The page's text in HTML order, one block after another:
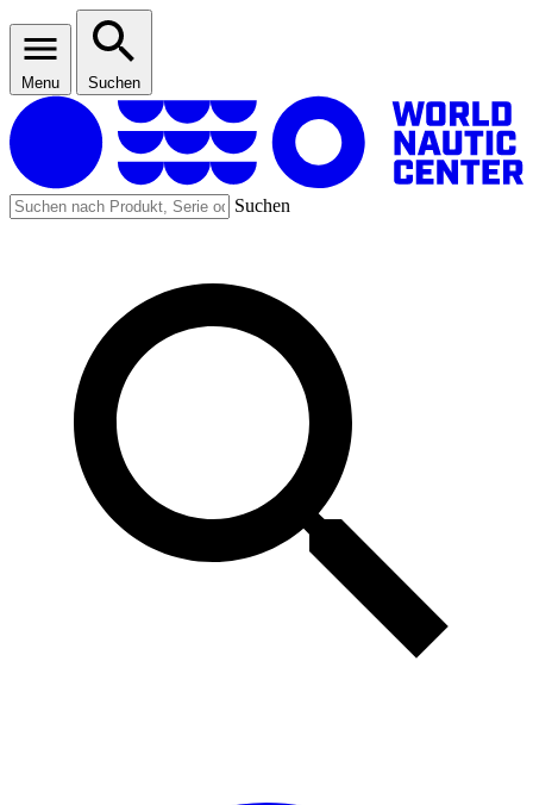
Menu Suchen
Suchen